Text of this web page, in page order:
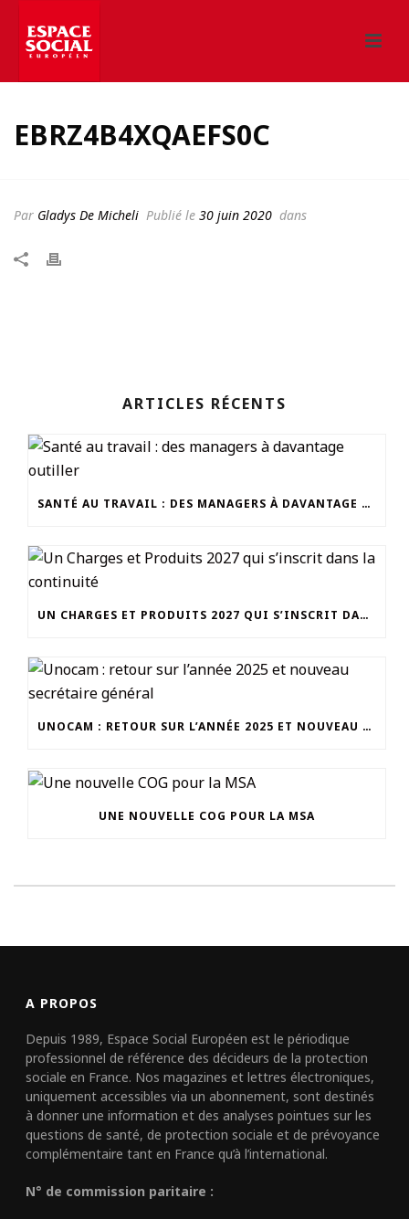
EBRZ4B4XQAEFS0C
Par Gladys De Micheli Publié le 30 juin 2020 dans
ARTICLES RÉCENTS
SANTÉ AU TRAVAIL : DES MANAGERS À DAVANTAGE OUTILLER
UN CHARGES ET PRODUITS 2027 QUI S’INSCRIT DANS LA CONTINUITÉ
UNOCAM : RETOUR SUR L’ANNÉE 2025 ET NOUVEAU SECRÉTAIRE GÉNÉRAL
UNE NOUVELLE COG POUR LA MSA
A PROPOS
Depuis 1989, Espace Social Européen est le périodique
professionnel de référence des décideurs de la protection
sociale en France. Nos magazines et lettres électroniques,
uniquement accessibles via un abonnement, sont destinés
à donner une information et des analyses pointues sur les
questions de santé, de protection sociale et de prévoyance
complémentaire tant en France qu’à l’international.
N° de commission paritaire :